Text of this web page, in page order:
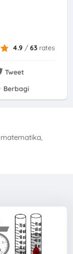
4.9 /63 rates
Tweet
Berbagi
matematika,